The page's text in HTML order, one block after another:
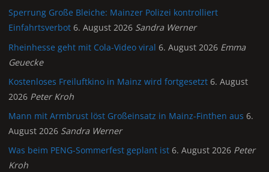
Sperrung Große Bleiche: Mainzer Polizei kontrolliert
Einfahrtsverbot 6. August 2026 Sandra Werner
Rheinhesse geht mit Cola-Video viral 6. August 2026 Emma
Geuecke
Kostenloses Freiluftkino in Mainz wird fortgesetzt 6. August
2026 Peter Kroh
Mann mit Armbrust löst Großeinsatz in Mainz-Finthen aus 6.
August 2026 Sandra Werner
Was beim PENG-Sommerfest geplant ist 6. August 2026 Peter
Kroh